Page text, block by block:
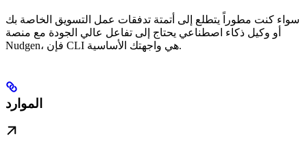
سواء كنت مطوراً يتطلع إلى أتمتة تدفقات عمل التسويق الخاصة بك
أو وكيل ذكاء اصطناعي يحتاج إلى تفاعل عالي الجودة مع منصة
Nudgen، فإن CLI هي واجهتك الأساسية.
الموارد